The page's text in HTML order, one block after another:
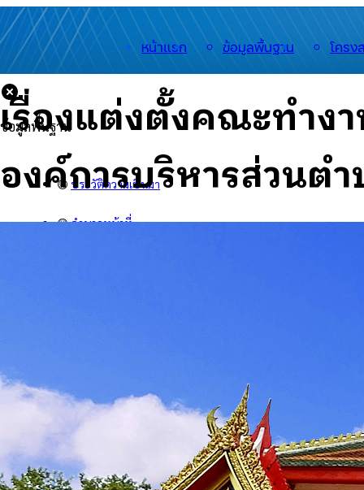
หน้าแรก ข้อมูลพื้นฐาน โครง
ข้อมูลพื้นฐาน
🟡 ประวัติความเป็นมา
🟡อำนาจหน้าที่
บุคลากร
🟡สำนักงานปลัด
เรื่องแต่งตั้งคณะทำง
องค์การบริหารส่วนต